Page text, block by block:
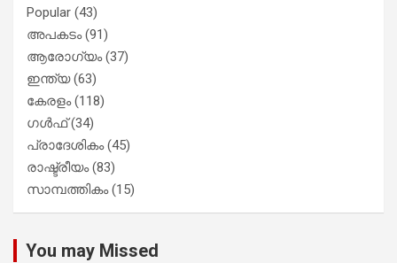
Popular (43)
അപകടം(91)
ആരോഗ്യം(37)
ഇന്ത്യ(63)
കേരളം(118)
ഗൾഫ്(34)
പ്രാദേശികം(45)
രാഷ്ട്രീയം(83)
സാമ്പത്തികം(15)
You may Missed